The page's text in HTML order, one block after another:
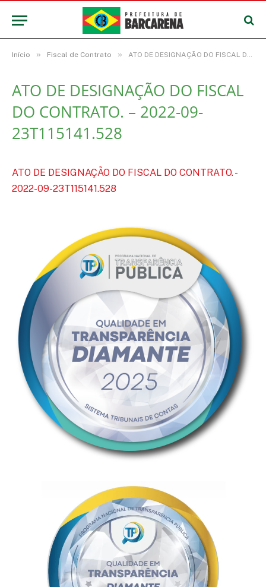
Início » Fiscal de Contrato » ATO DE DESIGNAÇÃO DO FISCAL DO CONTRATO. – 2022-09-23T115141.528
ATO DE DESIGNAÇÃO DO FISCAL
DO CONTRATO. – 2022-09-
23T115141.528
ATO DE DESIGNAÇÃO DO FISCAL DO CONTRATO. -
2022-09-23T115141.528